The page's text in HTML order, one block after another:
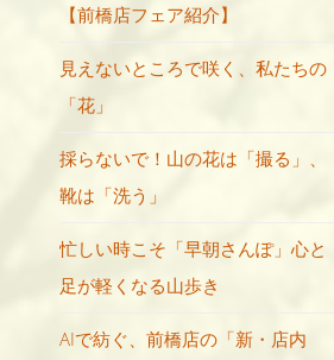
【前橋店フェア紹介】
見えないところで咲く、私たちの
「花」
採らないで！山の花は「撮る」、
靴は「洗う」
忙しい時こそ「早朝さんぽ」心と
足が軽くなる山歩き
AIで紡ぐ、前橋店の「新・店内